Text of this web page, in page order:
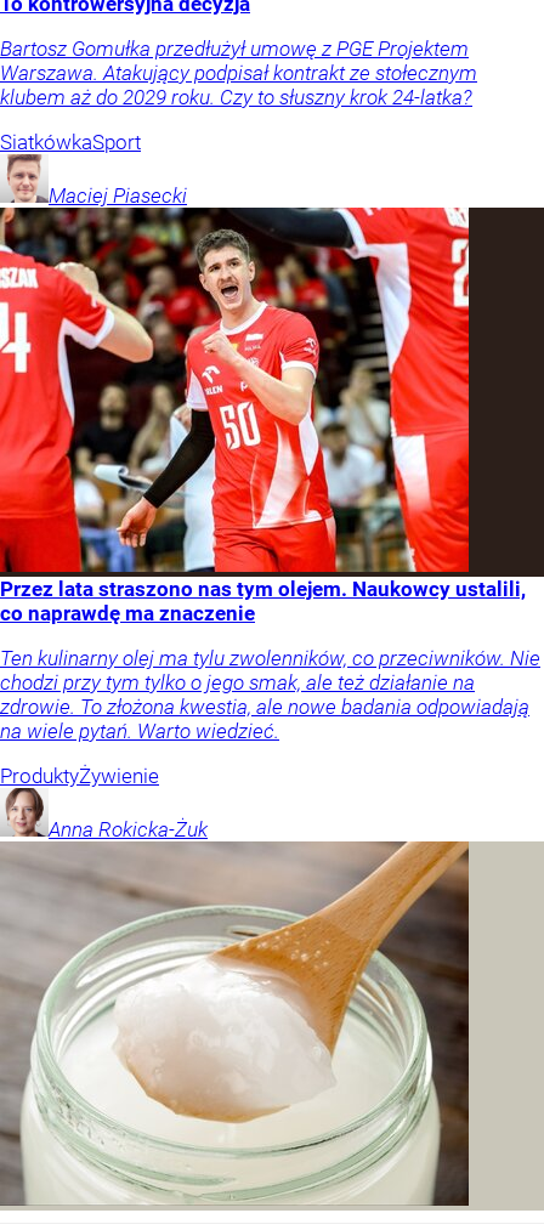
Bartosz Gomułka przedłużył umowę z PGE Projektem
Warszawa. Atakujący podpisał kontrakt ze stołecznym
klubem aż do 2029 roku. Czy to słuszny krok 24-latka?
SiatkówkaSport
Maciej Piasecki
Przez lata straszono nas tym olejem. Naukowcy ustalili,
co naprawdę ma znaczenie
Ten kulinarny olej ma tylu zwolenników, co przeciwników. Nie
chodzi przy tym tylko o jego smak, ale też działanie na
zdrowie. To złożona kwestia, ale nowe badania odpowiadają
na wiele pytań. Warto wiedzieć.
ProduktyŻywienie
Anna Rokicka-Żuk